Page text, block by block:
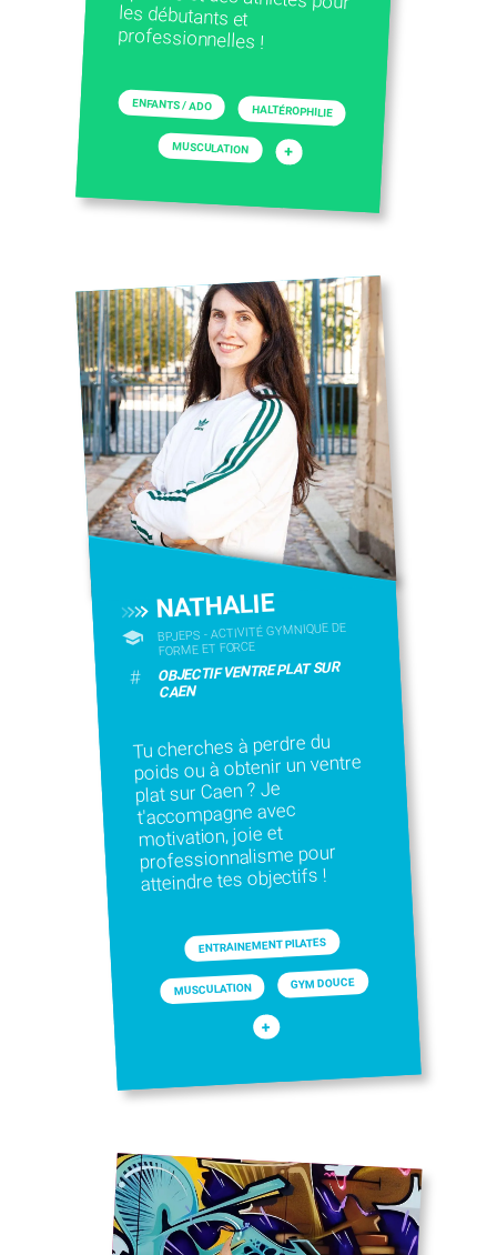
professionnelles !
ENFANTS / ADO HALTÉROPHILIE
MUSCULATION +
NATHALIE
BPJEPS - ACTIVITÉ GYMNIQUE DE
FORME ET FORCE
# OBJECTIF VENTRE PLAT SUR
CAEN
Tu cherches à perdre du
poids ou à obtenir un ventre
plat sur Caen ? Je
t'accompagne avec
motivation, joie et
professionnalisme pour
atteindre tes objectifs !
ENTRAINEMENT PILATES
MUSCULATION GYM DOUCE
+